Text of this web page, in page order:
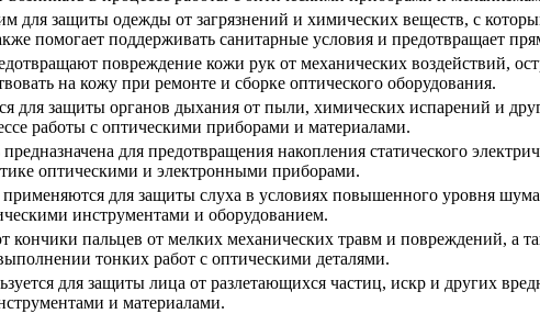
для защиты одежды от загрязнений и химических веществ, с
помогает поддерживать санитарные условия и предотвращает
повреждение кожи рук от механических воздействий,
на кожу при ремонте и сборке оптического оборудования.
для защиты органов дыхания от пыли, химических испарений и
работы с оптическими приборами и материалами.
для предотвращения накопления статического
оптическими и электронными приборами.
для защиты слуха в условиях повышенного уровня
инструментами и оборудованием.
пальцев от мелких механических травм и повреждений, а
тонких работ с оптическими деталями.
для защиты лица от разлетающихся частиц, искр и других
и материалами.